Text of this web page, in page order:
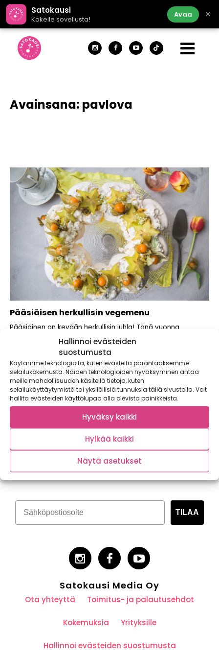
Hallinnoi evästeiden
suostumusta
Käytämme teknologioita, kuten evästeitä parantaaksemme
selailukokemusta. Näiden teknologioiden hyväksyminen antaa
meille mahdollisuuden käsitellä tietoja, kuten
selailukäyttäytymistä tai yksilöllisiä tunnuksia tällä sivustolla. Voit
hallita evästeiden käyttölupaa alla olevista painikkeista.
Hyväksy kaikki
Hylkää kaikki
Näytä asetukset
Satokausi
Kokeile sovellusta!
Avaa ×
Avainsana: pavlova
Pääsiäisen herkullisin vegemenu
Pääsiäinen on kevään herkullisin juhla! Tänä vuonna
päästimme mielikuvituksemme valloilleen ja kehittelimme
modernin trendikkään...
Tilaa kasvispitoinen uutiskirje
TILAA
Satokausi Media Oy
Ota yhteyttä Toimitus- ja palautusehdot
Kokemuksia Yrityksille
Hallinnoi evästeiden suostumusta